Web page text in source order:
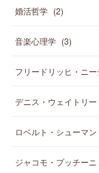
婚活哲学 (2)
音楽心理学 (3)
フリードリッヒ・ニー
デニス・ウェイトリー
ロベルト・シューマン
ジャコモ・プッチーニ